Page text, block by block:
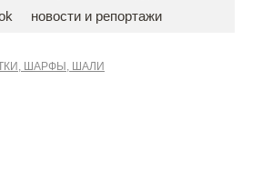
новости и репортажи
ШАРФЫ, ШАЛИ